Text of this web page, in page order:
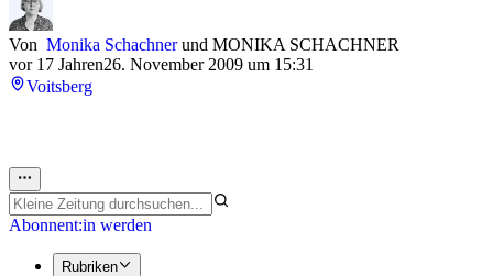
Von Monika Schachnerund MONIKA SCHACHNER
vor 17 Jahren26. November 2009 um 15:31
Voitsberg
Abonnent:in werden
Rubriken